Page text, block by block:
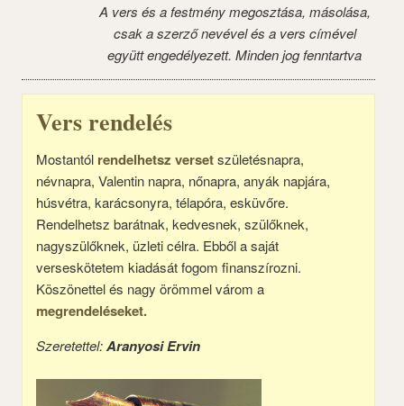
A vers és a festmény megosztása, másolása,
csak a szerző nevével és a vers címével
együtt engedélyezett. Minden jog fenntartva
Vers rendelés
Mostantól rendelhetsz versetszületésnapra,
névnapra, Valentin napra, nőnapra, anyák napjára,
húsvétra, karácsonyra, télapóra, esküvőre.
Rendelhetsz barátnak, kedvesnek, szülőknek,
nagyszülőknek, üzleti célra. Ebből a saját
verseskötetem kiadását fogom finanszírozni.
Köszönettel és nagy örömmel várom a
megrendeléseket.
Szeretettel:Aranyosi Ervin